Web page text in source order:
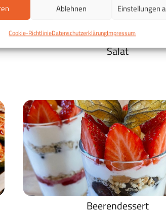
Ablehnen Einstellungen
Cookie-RichtlinieDatenschutzerklärungImpressum
Sellerieschnitzel mit Kartoffel-
Salat
Beerendessert